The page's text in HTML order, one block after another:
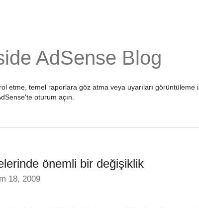
AdSense Blog
etme, temel raporlara göz atma veya uyarıları
oturum açın
önemli bir değişiklik
18, 2009